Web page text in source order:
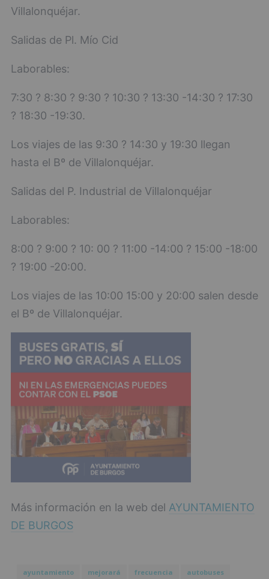
Villalonquéjar.
Salidas de Pl. Mío Cid
Laborables:
7:30 ? 8:30 ? 9:30 ? 10:30 ? 13:30 -14:30 ? 17:30
? 18:30 -19:30.
Los viajes de las 9:30 ? 14:30 y 19:30 llegan
hasta el Bº de Villalonquéjar.
Salidas del P. Industrial de Villalonquéjar
Laborables:
8:00 ? 9:00 ? 10: 00 ? 11:00 -14:00 ? 15:00 -18:00
? 19:00 -20:00.
Los viajes de las 10:00 15:00 y 20:00 salen desde
el Bº de Villalonquéjar.
Más información en la web del AYUNTAMIENTO
DE BURGOS
ayuntamiento mejorará frecuencia
autobuses